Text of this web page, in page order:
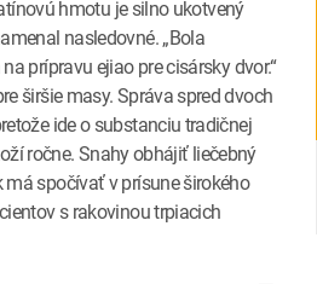
hmotu je silno ukotvený
nasledovné. „Bola
prípravu ejiao pre cisársky dvor.“
širšie masy. Správa spred dvoch
ide o substanciu tradičnej
ročne. Snahy obhájiť liečebný
spočívať v prísune širokého
s rakovinou trpiacich